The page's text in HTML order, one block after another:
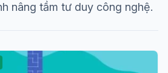
nâng tầm tư duy công nghệ.